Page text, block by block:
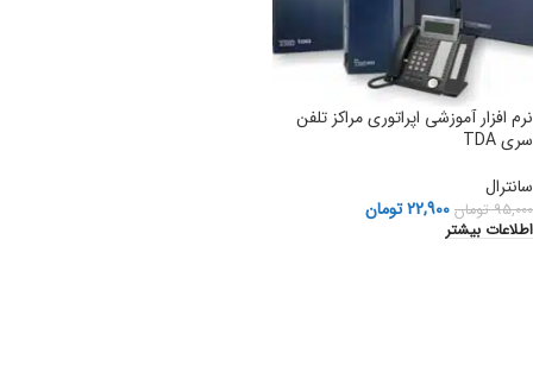
نرم افزار آموزشی ‫اپراتوري مراكز تلفن
سری TDA
سانترال
95,000 تومان 22,900تومان
اطلاعات بیشتر